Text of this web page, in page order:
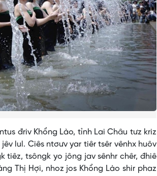
đriv Khổng Lào, tỉnh Lai Châu tưz kriz
lul. Ciês ntơưv yar tiêr tsêr vênhx huôv
tiêz, tsôngk yo jông jav sênhr chêr, đhiê
Thị Hợi, nhoz jos Khổng Lào shir phaz